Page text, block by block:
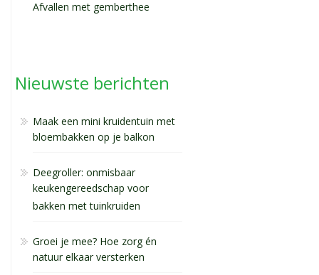
Afvallen met gemberthee
Nieuwste berichten
Maak een mini kruidentuin met
bloembakken op je balkon
Deegroller: onmisbaar
keukengereedschap voor
bakken met tuinkruiden
Groei je mee? Hoe zorg én
natuur elkaar versterken